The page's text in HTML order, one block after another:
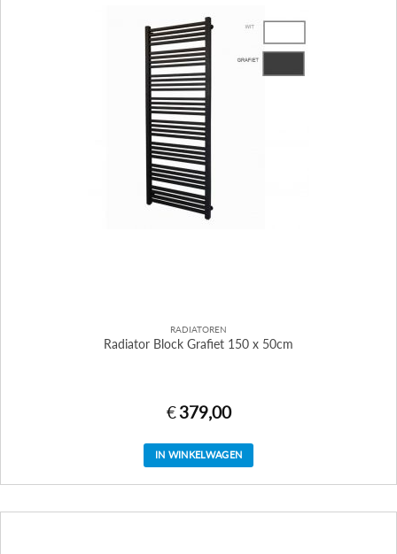
RADIATOREN
Radiator Block Grafiet 150 x 50cm
€ 379,00
IN WINKELWAGEN